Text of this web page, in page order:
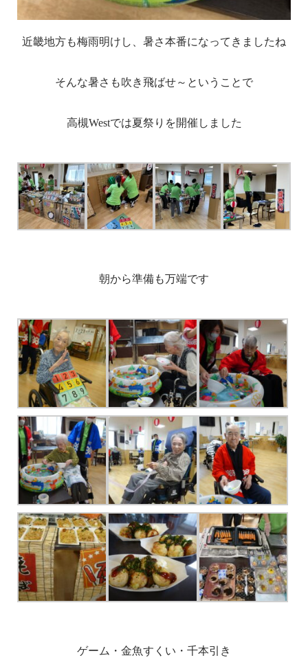
近畿地方も梅雨明けし、暑さ本番になってきましたね
そんな暑さも吹き飛ばせ～ということで
高槻Westでは夏祭りを開催しました
朝から準備も万端です
ゲーム・金魚すくい・千本引き